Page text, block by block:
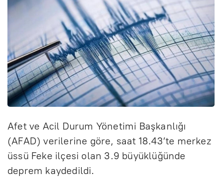
Afet ve Acil Durum Yönetimi Başkanlığı
(AFAD) verilerine göre, saat 18.43’te merkez
üssü Feke ilçesi olan 3.9 büyüklüğünde
deprem kaydedildi.